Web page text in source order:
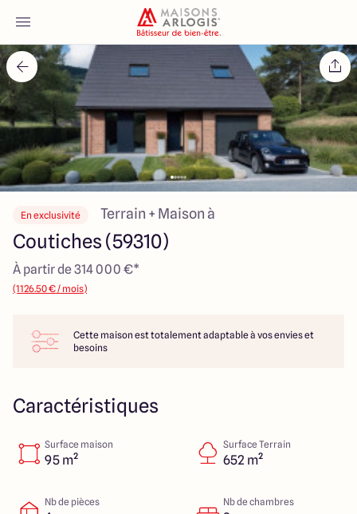
Accueil
Nos maisons
Nos annonces
Votre projet
Qui sommes-nous
Maisons ARLOGIS Nord
4.4 4.8
En exclusivité Terrain + Maison à
Coutiches (59310)
À partir de 314 000 €*
(1126.50 € / mois)
Cette maison est totalement adaptable à vos envies et
besoins
Caractéristiques
Surface maison
95 m²
Surface Terrain
652 m²
Nb de pièces Nb de chambres